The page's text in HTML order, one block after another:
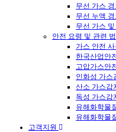
무선 가스
무선 누액
무선 가스
안전 요령 및 관련
가스 안전
한국산업안
고압가스안
인화성 가스
산소 가스감
독성 가스감
유해화학물
유해화학물
고객지원